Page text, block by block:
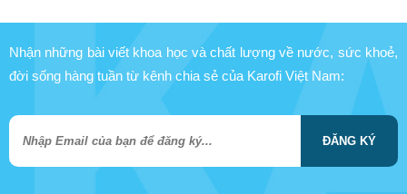
Nhận những bài viết khoa học và chất lượng về nước, sức khoẻ,
đời sống hàng tuần từ kênh chia sẻ của Karofi Việt Nam:
ĐĂNG KÝ